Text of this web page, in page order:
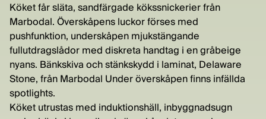
Köket får släta, sandfärgade kökssnickerier från
Marbodal. Överskåpens luckor förses med
pushfunktion, underskåpen mjukstängande
fullutdragslådor med diskreta handtag i en gråbeige
nyans. Bänkskiva och stänkskydd i laminat, Delaware
Stone, från Marbodal Under överskåpen finns infällda
spotlights.
Köket utrustas med induktionshäll, inbyggnadsugn